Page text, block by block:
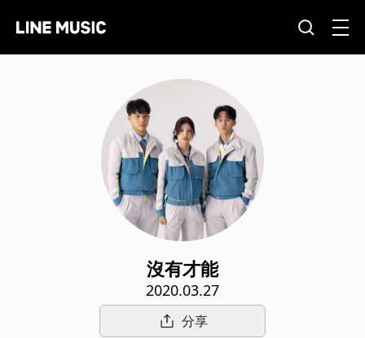
沒有才能
2020.03.27
分享